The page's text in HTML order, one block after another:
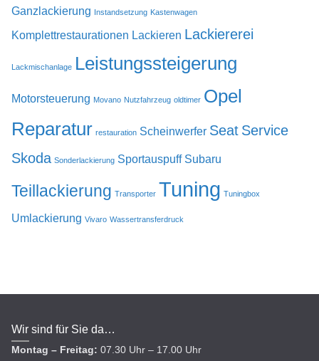
Ganzlackierung Instandsetzung Kastenwagen
Komplettrestaurationen Lackieren Lackiererei
Lackmischanlage Leistungssteigerung
Motorsteuerung Movano Nutzfahrzeug oldtimer Opel
Reparatur restauration Scheinwerfer Seat Service
Skoda Sonderlackierung Sportauspuff Subaru
Teillackierung Transporter Tuning Tuningbox
Umlackierung Vivaro Wassertransferdruck
Wir sind für Sie da…
Montag – Freitag: 07.30 Uhr – 17.00 Uhr